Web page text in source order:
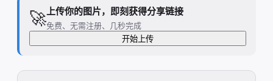
🚀上传你的图片，即刻获得分享链接
免费、无需注册、几秒完成
开始上传